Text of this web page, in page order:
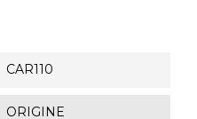
CAR110
ORIGINE